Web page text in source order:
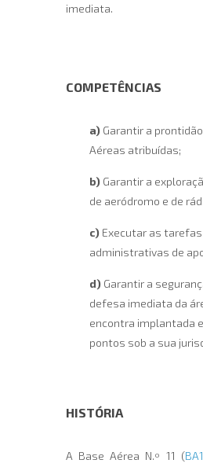
imediata.
COMPETÊNCIAS
a) Garantir a
Aéreas atribuídas;
b) Garantir a
de aeródromo e de
c) Executar as
administrativas de
d) Garantir a
defesa imediata da
encontra implantada
pontos sob a sua
HISTÓRIA
A Base Aérea N.º 11 (